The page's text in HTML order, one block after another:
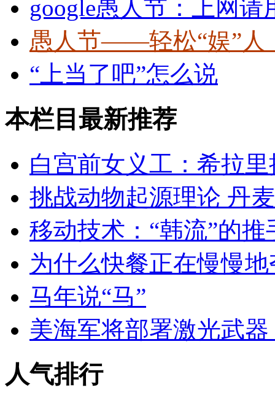
google愚人节：上网请
愚人节——轻松“娱”人
“上当了吧”怎么说
本栏目最新推荐
白宫前女义工：希拉
挑战动物起源理论 丹
移动技术：“韩流”的推
为什么快餐正在慢慢
马年说“马”
美海军将部署激光武
人气排行